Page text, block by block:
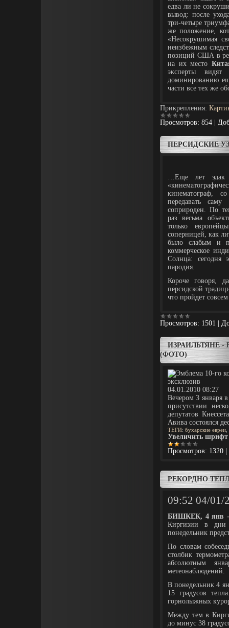
едва ли не
вывод: после
три-четыре
же положение,
«Несокрушимая
неизбежным
позиций США в
на их место
эксперты
доминированию
части все тех же
Прикрепления:
Просмотров: 854 |
ПЕРСИДСКИЕ
…Еще лет эдак
кинематограф,
передавать
соприроден. По
раз весьма
только
соперницей, как
было слабым и
коммерческое
Солнца: сегодня
пародия.
Короче говоря,
персидской
что пройдет
Просмотров: 1501
ИЗРАИЛЬТЯНЕ
(ФОТО)
эксклюзив
04.01.2010 08:27
Вечером 3 января
присутствии
депутатов
Авива состоялся
ТЕГИ: бухарские евреи
Увеличить шрифт
Просмотров: 1320
РЕКОРДНО
09:52 04/01/
БИШКЕК, 4 янв -
Киргизии в дни
понедельник
По словам
столбик
абсолютным
метеонаблюдений.
В понедельник 4
15 градусов
горнолыжных
Между тем в
до минус 38